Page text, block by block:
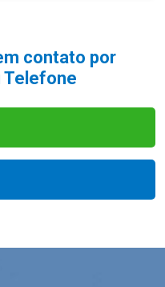
contato por
Telefone